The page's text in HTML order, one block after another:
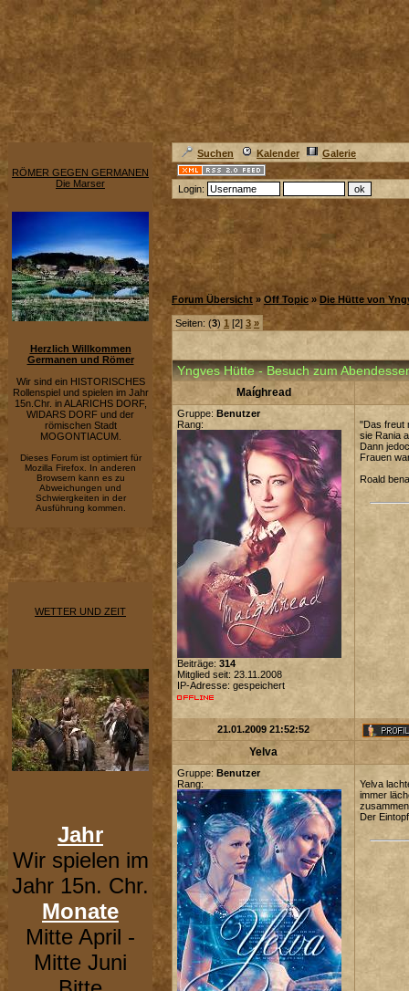
RÖMER GEGEN GERMANEN
Die Marser
Herzlich Willkommen
Germanen und Römer
Wir sind ein HISTORISCHES
Rollenspiel und spielen im Jahr
15n.Chr. in ALARICHS DORF,
WIDARS DORF und der
römischen Stadt
MOGONTIACUM.
Dieses Forum ist optimiert für
Mozilla Firefox. In anderen
Browsern kann es zu
Abweichungen und
Schwiergkeiten in der
Ausführung kommen.
WETTER UND ZEIT
Jahr
Wir spielen im
Jahr 15n. Chr.
Monate
Mitte April -
Mitte Juni
Suchen Kalender Galerie
Login:
Forum Übersicht » Off Topic » Die Hütte von
Seiten: (3) 1 [2] 3 »
Yngves Hütte - Besuch zum
Maíghread
Gruppe: Benutzer
Rang:
Beiträge: 314
Mitglied seit: 23.11.2008
IP-Adresse: gespeichert
"Das freut
sie Rania
Dann
Frauen
Roald
21.01.2009 21:52:52
Yelva
Gruppe: Benutzer
Rang:
Yelva
immer
Der